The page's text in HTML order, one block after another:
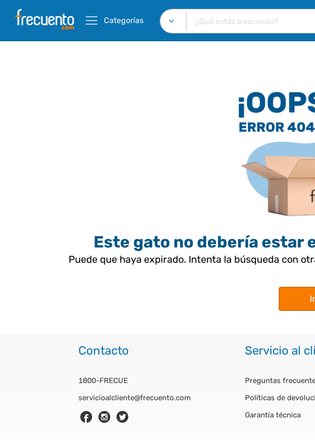
Categorías
Este gato no debería estar
Puede que haya expirado. Intenta la búsqueda con
Contacto
1800-FRECUE
servicioalcliente@frecuento.com
Servicio al
Preguntas
Políticas de
Garantía técnica